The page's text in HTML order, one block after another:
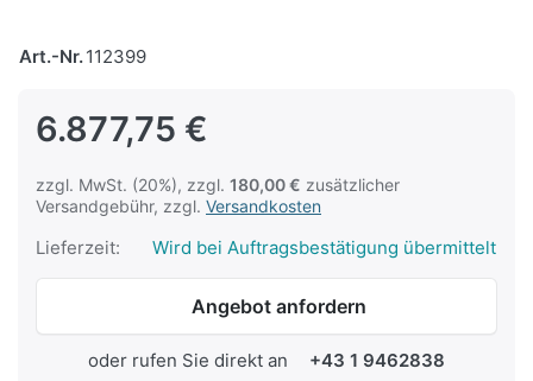
Art.-Nr.112399
6.877,75 €
zzgl. MwSt. (20%), zzgl. 180,00 € zusätzlicher
Versandgebühr, zzgl. Versandkosten
Lieferzeit: Wird bei Auftragsbestätigung übermittelt
Angebot anfordern
oder rufen Sie direkt an +43 1 9462838